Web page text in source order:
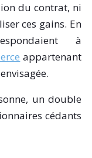
du contrat, ni
ces gains. En
à
appartenant
un double
cédants